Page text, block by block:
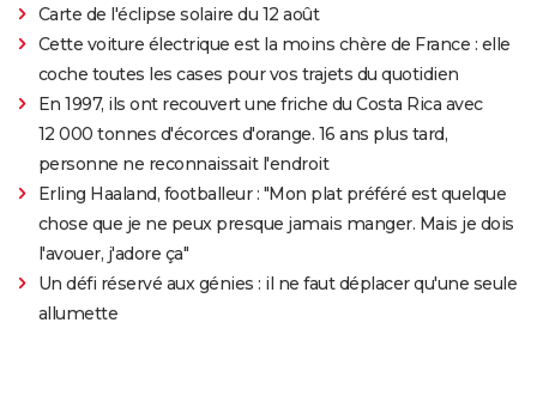
Carte de l'éclipse solaire du 12 août
Cette voiture électrique est la moins chère de France : elle
coche toutes les cases pour vos trajets du quotidien
En 1997, ils ont recouvert une friche du Costa Rica avec
12 000 tonnes d'écorces d'orange. 16 ans plus tard,
personne ne reconnaissait l'endroit
Erling Haaland, footballeur : "Mon plat préféré est quelque
chose que je ne peux presque jamais manger. Mais je dois
l'avouer, j'adore ça"
Un défi réservé aux génies : il ne faut déplacer qu'une seule
allumette